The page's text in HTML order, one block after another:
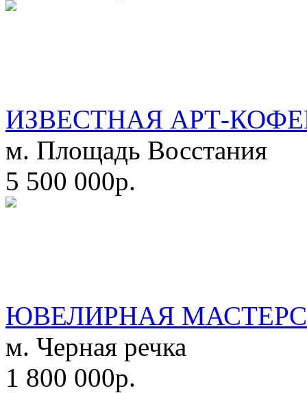
ИЗВЕСТНАЯ АРТ-
м. Площадь Восстания
5 500 000р.
ЮВЕЛИРНАЯ
м. Черная речка
1 800 000р.